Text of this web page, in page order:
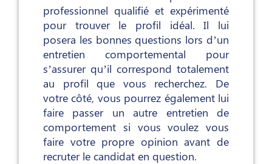
professionnel qualifié et expérimenté
pour trouver le profil idéal. Il lui
posera les bonnes questions lors d’un
entretien comportemental pour
s’assurer qu’il correspond totalement
au profil que vous recherchez. De
votre côté, vous pourrez également lui
faire passer un autre entretien de
comportement si vous voulez vous
faire votre propre opinion avant de
recruter le candidat en question.